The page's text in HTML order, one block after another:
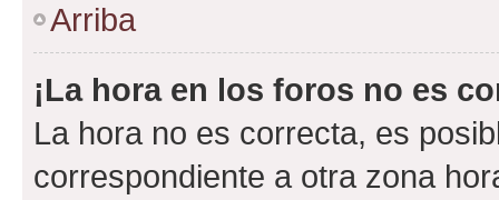
Arriba
¡La hora en los foros no es
La hora no es correcta, es
correspondiente a otra zona